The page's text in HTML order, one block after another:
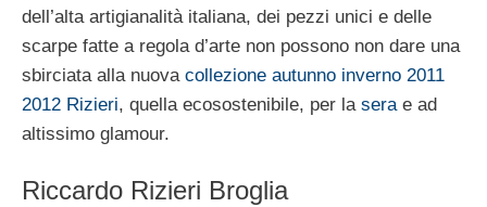
dell’alta artigianalità italiana, dei pezzi unici e delle
scarpe fatte a regola d’arte non possono non dare una
sbirciata alla nuova collezione autunno inverno 2011
2012 Rizieri, quella ecosostenibile, per la sera e ad
altissimo glamour.
Riccardo Rizieri Broglia